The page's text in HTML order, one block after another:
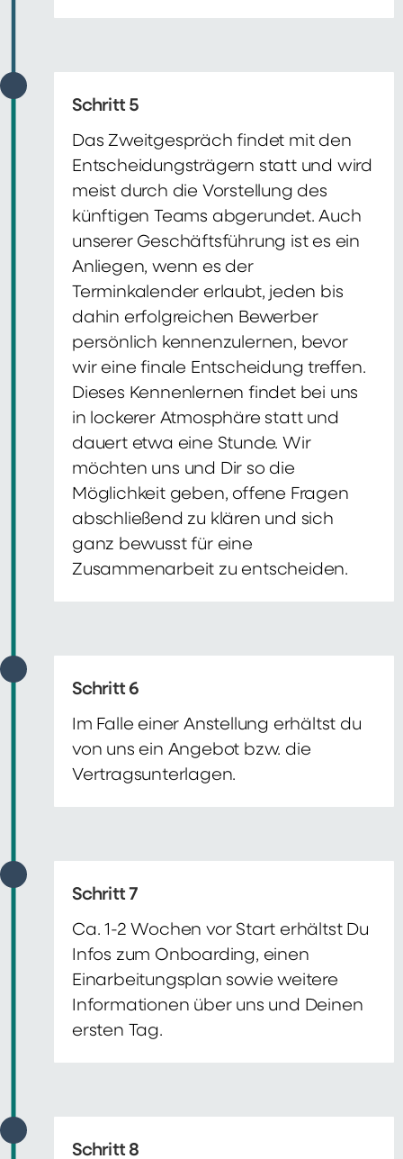
Schritt 5
Das Zweitgespräch findet mit den
Entscheidungsträgern statt und wird
meist durch die Vorstellung des
künftigen Teams abgerundet. Auch
unserer Geschäftsführung ist es ein
Anliegen, wenn es der
Terminkalender erlaubt, jeden bis
dahin erfolgreichen Bewerber
persönlich kennenzulernen, bevor
wir eine finale Entscheidung treffen.
Dieses Kennenlernen findet bei uns
in lockerer Atmosphäre statt und
dauert etwa eine Stunde. Wir
möchten uns und Dir so die
Möglichkeit geben, offene Fragen
abschließend zu klären und sich
ganz bewusst für eine
Zusammenarbeit zu entscheiden.
Schritt 6
Im Falle einer Anstellung erhältst du
von uns ein Angebot bzw. die
Vertragsunterlagen.
Schritt 7
Ca. 1-2 Wochen vor Start erhältst Du
Infos zum Onboarding, einen
Einarbeitungsplan sowie weitere
Informationen über uns und Deinen
ersten Tag.
Schritt 8